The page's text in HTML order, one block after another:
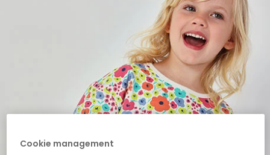
Start der Bestellung
Cookie management